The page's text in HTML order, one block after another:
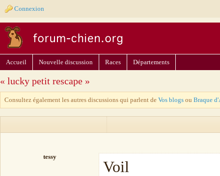
Connexion
Accueil Nouvelle discussion Races Départements
« lucky petit rescape »
Consultez également les autres discussions qui parlent de Vos blogs ou Braque
tessy
Voil